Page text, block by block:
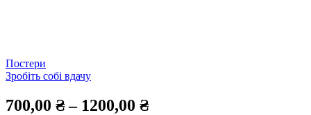
Постери
Зробіть собі вдачу
700,00 ₴– 1200,00 ₴